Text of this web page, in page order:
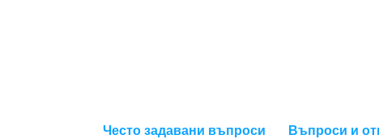
Често задавани въпроси Въпроси и